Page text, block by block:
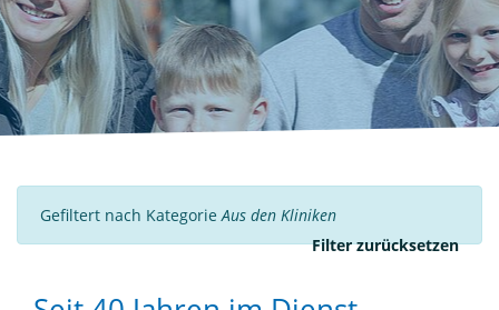
Gefiltert nach Kategorie Aus den Kliniken
Filter zurücksetzen